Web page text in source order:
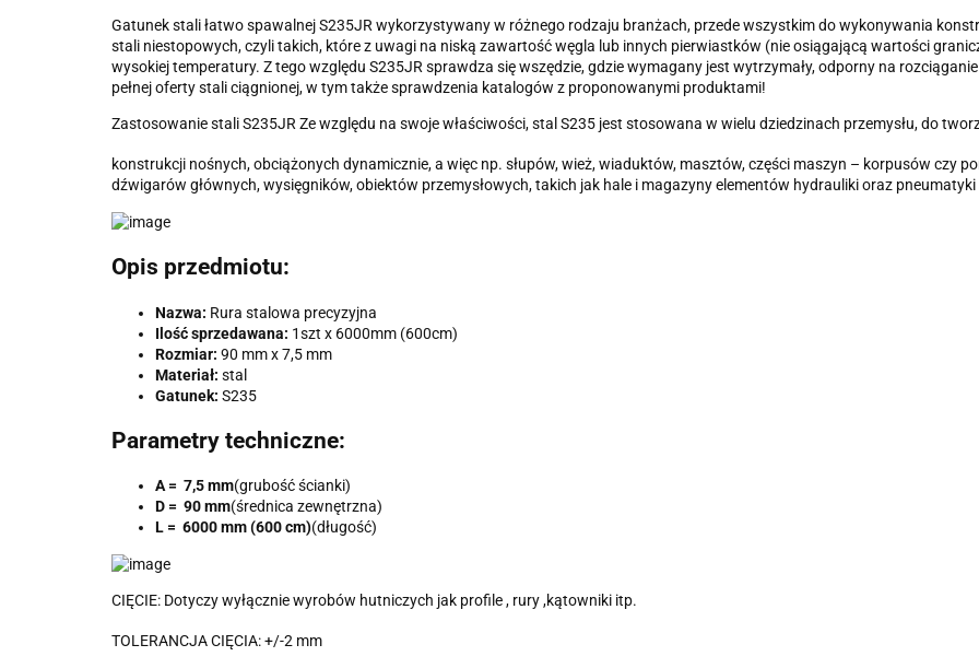
Gatunek stali łatwo spawalnej S235JR wykorzystywany w różnego rodzaju branżach, przede wszystkim do wykonywania
stali niestopowych, czyli takich, które z uwagi na niską zawartość węgla lub innych pierwiastków (nie osiągającą wartości
wysokiej temperatury. Z tego względu S235JR sprawdza się wszędzie, gdzie wymagany jest wytrzymały, odporny na
pełnej oferty stali ciągnionej, w tym także sprawdzenia katalogów z proponowanymi produktami!
Zastosowanie stali S235JR Ze względu na swoje właściwości, stal S235 jest stosowana w wielu dziedzinach przemysłu, do
konstrukcji nośnych, obciążonych dynamicznie, a więc np. słupów, wież, wiaduktów, masztów, części maszyn – korpusów czy
dźwigarów głównych, wysięgników, obiektów przemysłowych, takich jak hale i magazyny elementów hydrauliki oraz
Opis przedmiotu:
Nazwa: Rura stalowa precyzyjna
Ilość sprzedawana: 1szt x 6000mm (600cm)
Rozmiar: 90 mm x 7,5 mm
Materiał: stal
Gatunek: S235
Parametry techniczne:
A = 7,5 mm(grubość ścianki)
D = 90 mm(średnica zewnętrzna)
L = 6000 mm (600 cm)(długość)
CIĘCIE: Dotyczy wyłącznie wyrobów hutniczych jak profile , rury ,kątowniki itp.
TOLERANCJA CIĘCIA: +/-2 mm